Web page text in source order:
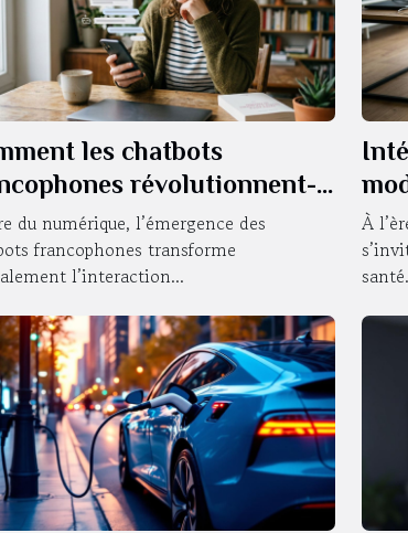
les chatbots
révolutionnent-
en ligne ?
du numérique, l’émergence des
francophones transforme
l’interaction...
de
À